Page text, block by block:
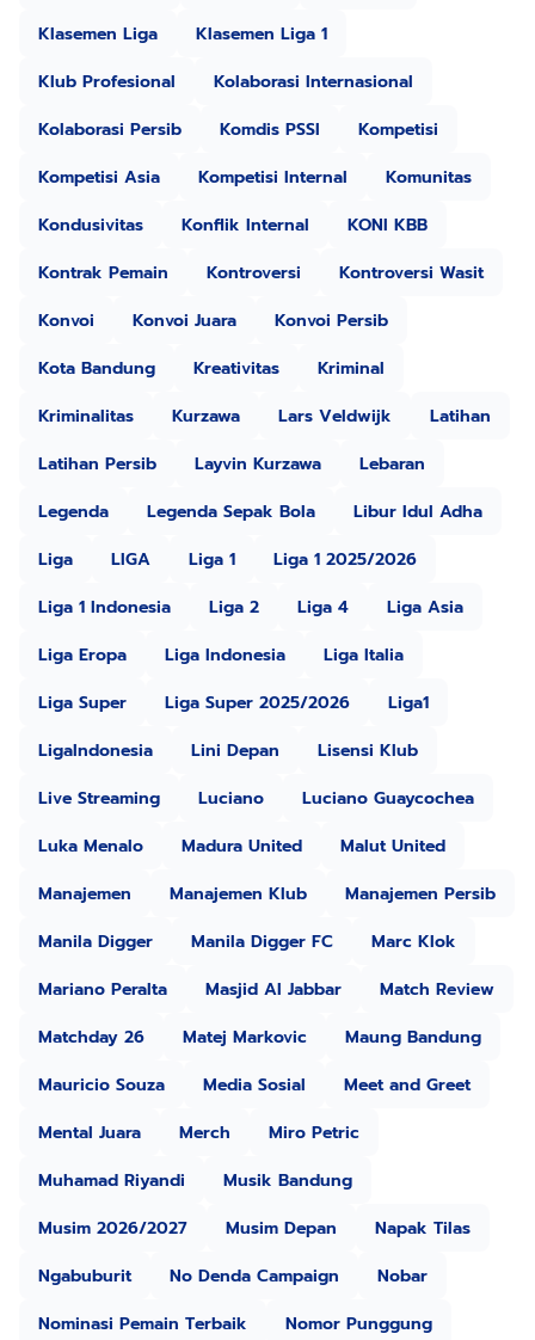
Klasemen Liga
Klasemen Liga 1
Klub Profesional
Kolaborasi Internasional
Kolaborasi Persib
Komdis PSSI
Kompetisi
Kompetisi Asia
Kompetisi Internal
Komunitas
Kondusivitas
Konflik Internal
KONI KBB
Kontrak Pemain
Kontroversi
Kontroversi Wasit
Konvoi
Konvoi Juara
Konvoi Persib
Kota Bandung
Kreativitas
Kriminal
Kriminalitas
Kurzawa Lars Veldwijk
Latihan
Latihan Persib
Layvin Kurzawa
Lebaran
Legenda
Legenda Sepak Bola
Libur Idul Adha
Liga
LIGA Liga 1
Liga 1 2025/2026
Liga 1 Indonesia
Liga 2 Liga 4
Liga Asia
Liga Eropa
Liga Indonesia
Liga Italia
Liga Super
Liga Super 2025/2026
Liga1
LigaIndonesia
Lini Depan
Lisensi Klub
Live Streaming
Luciano
Luciano Guaycochea
Luka Menalo
Madura United
Malut United
Manajemen
Manajemen Klub
Manajemen Persib
Manila Digger
Manila Digger FC
Marc Klok
Mariano Peralta
Masjid Al Jabbar
Match Review
Matchday 26
Matej Markovic
Maung Bandung
Mauricio Souza
Media Sosial
Meet and Greet
Mental Juara
Merch
Miro Petric
Muhamad Riyandi
Musik Bandung
Musim 2026/2027
Musim Depan
Napak Tilas
Ngabuburit
No Denda Campaign
Nobar
Nominasi Pemain Terbaik
Nomor Punggung